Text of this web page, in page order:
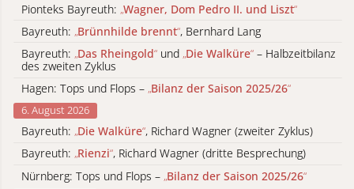
Pionteks Bayreuth: „Wagner, Dom Pedro II. und Liszt“
Bayreuth: „Brünnhilde brennt“, Bernhard Lang
Bayreuth: „Das Rheingold“ und „Die Walküre“ – Halbzeitbilanz
des zweiten Zyklus
Hagen: Tops und Flops – „Bilanz der Saison 2025/26“
6. August 2026
Bayreuth: „Die Walküre“, Richard Wagner (zweiter Zyklus)
Bayreuth: „Rienzi“, Richard Wagner (dritte Besprechung)
Nürnberg: Tops und Flops – „Bilanz der Saison 2025/26“